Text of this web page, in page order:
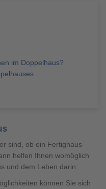
im Doppelhaus?
sind, ob ein Fertighaus
helfen Ihnen womöglich
und dem Leben darin:
können Sie sich